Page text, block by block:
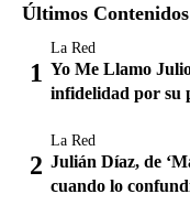
Últimos Contenidos
La Red
Yo Me Llamo
infidelidad por su
La Red
Julián Díaz, de
cuando lo